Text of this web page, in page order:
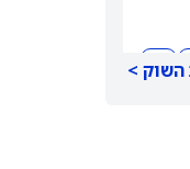
השוק >